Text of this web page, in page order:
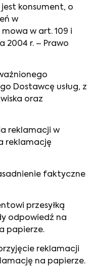
konsument, o
w
w art. 109 i
2004 r. – Prawo
Dostawcę usług, z
oraz
reklamacji w
reklamację
faktyczne
przesyłką
odpowiedź na
papierze.
reklamacji
na papierze.